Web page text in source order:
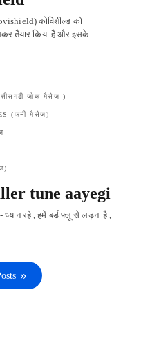
कोविशील्ड को
तैयार किया है और इसके
जोक मैसेज )
(फनी मैसेज)
tune aayegi
रहे , हमें बर्ड फ्लू से लड़ना है ,